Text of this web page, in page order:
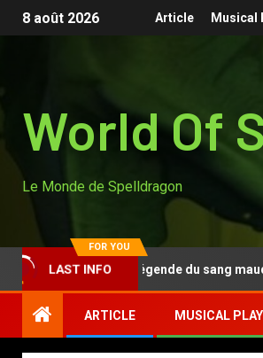
8 août 2026 Article Musical
World Of
Le Monde de Spelldragon
FOR YOU
LAST INFO
Tougen Anki, la légende du sang maudit
ARTICLE MUSICAL